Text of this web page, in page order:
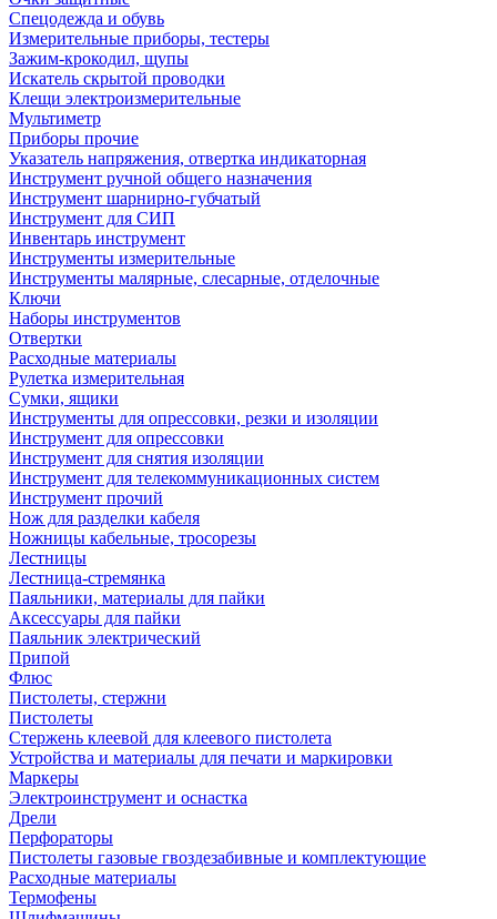
Спецодежда и обувь
Измерительные приборы, тестеры
Зажим-крокодил, щупы
Искатель скрытой проводки
Клещи электроизмерительные
Мультиметр
Приборы прочие
Указатель напряжения, отвертка индикаторная
Инструмент ручной общего назначения
Инструмент шарнирно-губчатый
Инструмент для СИП
Инвентарь инструмент
Инструменты измерительные
Инструменты малярные, слесарные, отделочные
Ключи
Наборы инструментов
Отвертки
Расходные материалы
Рулетка измерительная
Сумки, ящики
Инструменты для опрессовки, резки и изоляции
Инструмент для опрессовки
Инструмент для снятия изоляции
Инструмент для телекоммуникационных систем
Инструмент прочий
Нож для разделки кабеля
Ножницы кабельные, тросорезы
Лестницы
Лестница-стремянка
Паяльники, материалы для пайки
Аксессуары для пайки
Паяльник электрический
Припой
Флюс
Пистолеты, стержни
Пистолеты
Стержень клеевой для клеевого пистолета
Устройства и материалы для печати и маркировки
Маркеры
Электроинструмент и оснастка
Дрели
Перфораторы
Пистолеты газовые гвоздезабивные и комплектующие
Расходные материалы
Термофены